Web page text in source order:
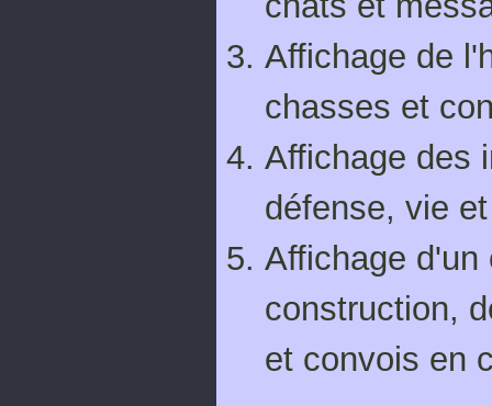
Affichage de
chasses et
Affichage des
défense, vie
Affichage d'un
construction,
et convois en